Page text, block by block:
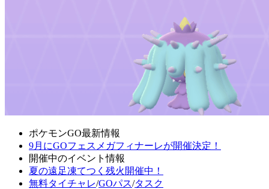
ポケモンGO最新情報
9月にGOフェスメガフィナーレが開催決定！
開催中のイベント情報
夏の遠足凍てつく残火開催中！
無料タイチャレ/GOパス/タスク